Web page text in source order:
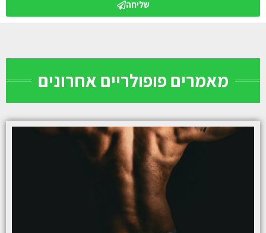
שליחה
מאמרים פופולריים אחרונים